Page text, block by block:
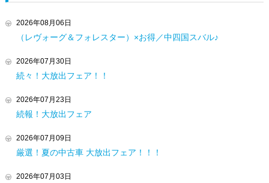
2026年08月06日
（レヴォーグ＆フォレスター）×お得／中四国スバル♪
2026年07月30日
続々！大放出フェア！！
2026年07月23日
続報！大放出フェア
2026年07月09日
厳選！夏の中古車 大放出フェア！！！
2026年07月03日